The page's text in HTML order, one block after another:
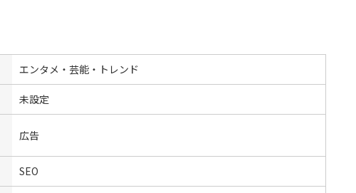
エンタメ・芸能・トレンド
未設定
広告
SEO